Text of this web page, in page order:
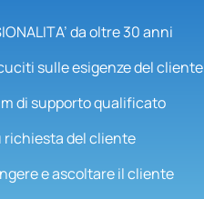
da oltre 30 anni
cuciti sulle esigenze del cliente
di supporto qualificato
richiesta del cliente
e ascoltare il cliente